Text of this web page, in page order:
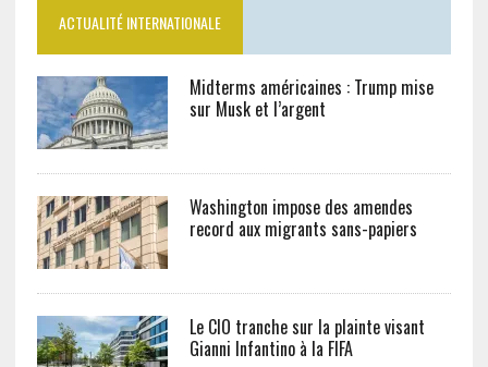
ACTUALITÉ INTERNATIONALE
Midterms américaines : Trump mise
sur Musk et l’argent
Washington impose des amendes
record aux migrants sans-papiers
Le CIO tranche sur la plainte visant
Gianni Infantino à la FIFA